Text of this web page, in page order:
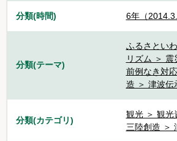
分類(時間) 6年（
分類(テーマ)
ふるさとい
リズム ＞ 震
前例なき対
造 ＞ 津波伝
分類(カテゴリ)
観光 ＞ 観光
三陸創造 ＞